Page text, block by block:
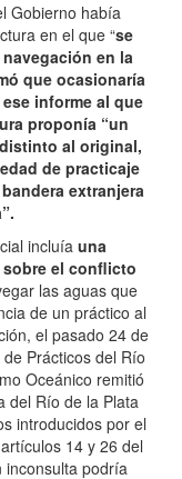
Gobierno había
en el que “se
en la
que ocasionaría
informe al que
proponía “un
al original,
de practicaje
extranjera
incluía una
el conflicto
las aguas que
de un práctico al
el pasado 24 de
Prácticos del Río
Oceánico remitió
del Río de la Plata
introducidos por el
14 y 26 del
inconsulta podría